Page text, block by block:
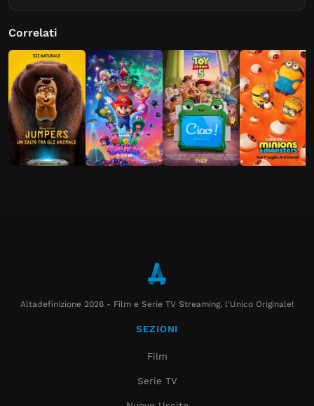
Correlati
Altadefinizione 2026 - Film e Serie TV Streaming, l'Unico Originale!
SEZIONI
Film
Serie TV